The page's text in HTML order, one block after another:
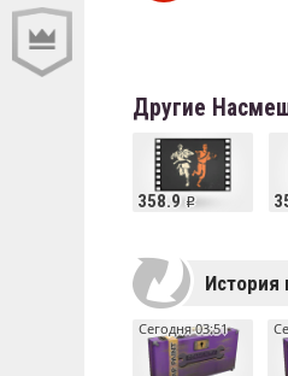
Другие
358.9
История
Сегодня 03:51